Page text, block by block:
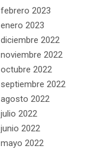
febrero 2023
enero 2023
diciembre 2022
noviembre 2022
octubre 2022
septiembre 2022
agosto 2022
julio 2022
junio 2022
mayo 2022